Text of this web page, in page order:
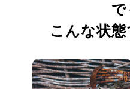
で
こんな状